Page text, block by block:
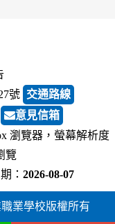
號 交通路線
意見信箱
瀏覽器，螢幕解析度
覽
： 2026-08-07
業學校版權所有